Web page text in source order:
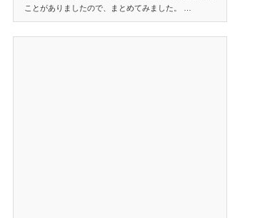
ことがありましたので、まとめてみました。 …